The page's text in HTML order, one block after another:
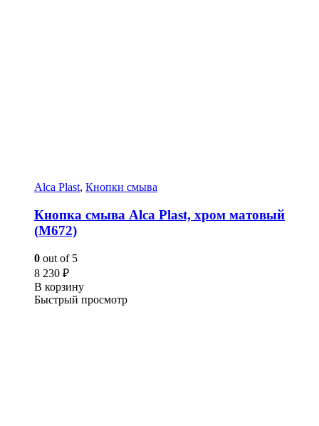
Alca Plast, Кнопки смыва
Кнопка смыва Alca Plast, хром матовый
(M672)
0 out of 5
8 230 ₽
В корзину
Быстрый просмотр